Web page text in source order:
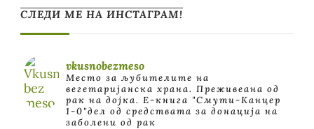
СЛЕДИ МЕ НА ИНСТАГРАМ!
vkusnobezmeso
Место за љубителите на
вегетаријанска храна. Преживеана од
рак на дојка. E-книга "Смути-Канцер
1-0"дел од средствата за донација на
заболени од рак